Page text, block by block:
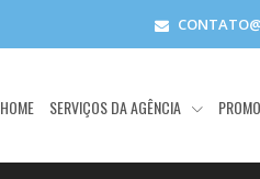
HOME SERVIÇOS DA AGÊNCIA